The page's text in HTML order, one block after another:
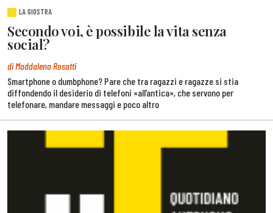
LA GIOSTRA
Secondo voi, è possibile la vita senza
social?
di Maddalena Rosatti
Smartphone o dumbphone? Pare che tra ragazzi e ragazze si stia
diffondendo il desiderio di telefoni «all’antica», che servono per
telefonare, mandare messaggi e poco altro